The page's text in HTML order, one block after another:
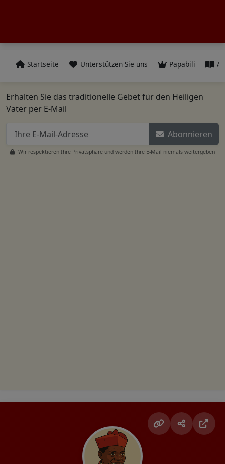
Startseite Unterstützen Sie uns Papabili
Erhalten Sie das traditionelle Gebet für den Heiligen
Vater per E-Mail
Abonnieren
Wir respektieren Ihre Privatsphäre und werden Ihre E-Mail niemals weitergeben